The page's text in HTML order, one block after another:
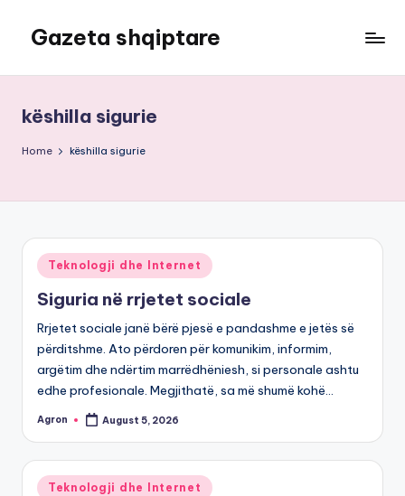
content
Gazeta shqiptare
këshilla sigurie
Home këshilla sigurie
Posted
in
Teknologji dhe Internet
Siguria në rrjetet sociale
Rrjetet sociale janë bërë pjesë e pandashme e jetës së
përditshme. Ato përdoren për komunikim, informim,
argëtim dhe ndërtim marrëdhëniesh, si personale ashtu
edhe profesionale. Megjithatë, sa më shumë kohë…
Posted
Agron August 5, 2026
Posted
Teknologji dhe Internet